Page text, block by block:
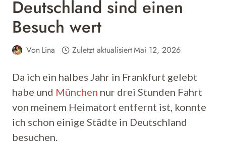
Deutschland sind einen
Besuch wert
VonLina Zuletzt aktualisiertMai 12, 2026
Da ich ein halbes Jahr in Frankfurt gelebt
habe und München nur drei Stunden Fahrt
von meinem Heimatort entfernt ist, konnte
ich schon einige Städte in Deutschland
besuchen.